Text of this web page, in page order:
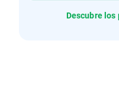
Descubre los